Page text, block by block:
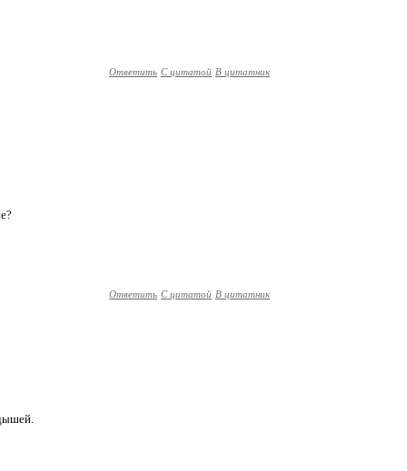
Ответить С цитатой В цитатник
Ответить С цитатой В цитатник